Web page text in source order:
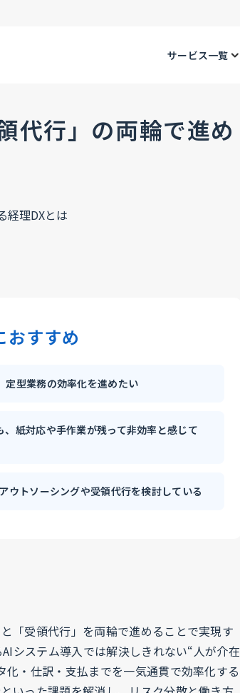
サービス一覧
代行」の両輪で進め
おすすめ
定型業務の効率化を進めたい
紙対応や手作業が残って非効率と感じて
ウトソーシングや受領代行を検討している
「受領代行」を両輪で進めることで実現す
システム導入では解決しきれない“人が介在
・仕訳・支払までを一気通貫で効率化する